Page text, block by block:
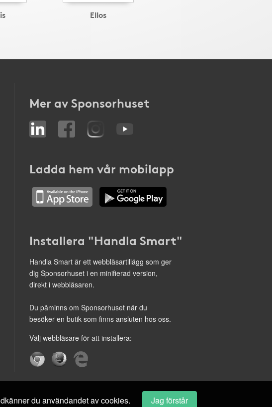
Ellos
Mer av Sponsorhuset
Ladda hem vår mobilapp
Installera "Handla Smart"
Handla Smart är ett webbläsartillägg som ger
dig Sponsorhuset i en minifierad version,
direkt i webbläsaren.
Du påminns om Sponsorhuset när du
besöker en butik som finns ansluten hos oss.
Välj webbläsare för att installera:
du användandet av cookies. Jag förstår